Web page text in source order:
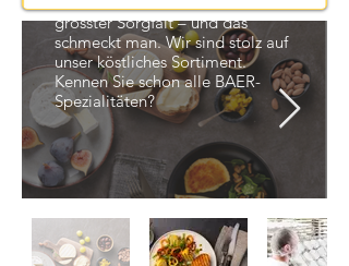
grösster Sorgfalt – und das
schmeckt man. Wir sind stolz auf
unser köstliches Sortiment.
Kennen Sie schon alle BAER-
Spezialitäten?